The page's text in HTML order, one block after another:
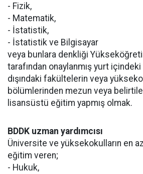
- Fizik,
- Matematik,
- İstatistik,
- İstatistik ve Bilgisayar
veya bunlara denkliği
tarafından onaylanmış yurt
dışındaki fakültelerin veya
bölümlerinden mezun veya
lisansüstü eğitim yapmış olmak.
BDDK uzman yardımcısı
Üniversite ve yüksekokulların en az
eğitim veren;
- Hukuk,